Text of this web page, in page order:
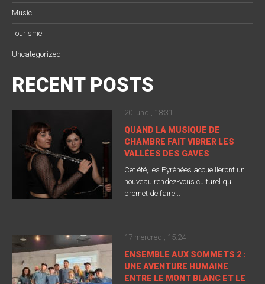
Music
Tourisme
Uncategorized
RECENT POSTS
20 lundi, 18:31
QUAND LA MUSIQUE DE
CHAMBRE FAIT VIBRER LES
VALLÉES DES GAVES
Cet été, les Pyrénées accueilleront un
nouveau rendez-vous culturel qui
promet de faire...
17 mercredi, 15:24
ENSEMBLE AUX SOMMETS 2 :
UNE AVENTURE HUMAINE
ENTRE LE MONT BLANC ET LE